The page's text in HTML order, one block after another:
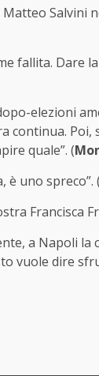
Salvini
fallita. Dare
elezioni
continua. Poi,
quale”. (
è uno spreco”. (
Francisca
a Napoli
vuole dire